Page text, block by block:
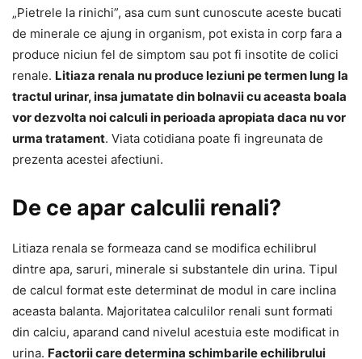
„Pietrele la rinichi”, asa cum sunt cunoscute aceste bucati
de minerale ce ajung in organism, pot exista in corp fara a
produce niciun fel de simptom sau pot fi insotite de colici
renale. Litiaza renala nu produce leziuni pe termen lung la
tractul urinar, insa jumatate din bolnavii cu aceasta boala
vor dezvolta noi calculi in perioada apropiata daca nu vor
urma tratament. Viata cotidiana poate fi ingreunata de
prezenta acestei afectiuni.
De ce apar calculii renali?
Litiaza renala se formeaza cand se modifica echilibrul
dintre apa, saruri, minerale si substantele din urina. Tipul
de calcul format este determinat de modul in care inclina
aceasta balanta. Majoritatea calculilor renali sunt formati
din calciu, aparand cand nivelul acestuia este modificat in
urina. Factorii care determina schimbarile echilibrului